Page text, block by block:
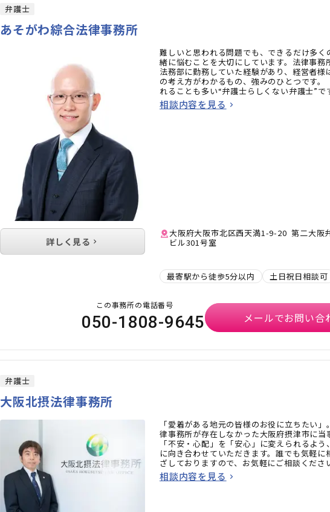
弁護士
あそがわ綜合法律事務所
難しいと思われる問題でも、できるだけ多
緒に悩むことを大切にしています。法律事務
法務部に勤務していた経験があり、経営者
の考え方がわかるもの、強みのひとつです。
れることも多い“弁護士らしくない弁護士”
相談ください。
相談内容を見る
大阪府大阪市北区西天満1-9-20 第二大阪
ビル301号室
最寄駅から徒歩5分以内 土日祝日相談可
詳しく見る
この事務所の電話番号
050-1808-9645 メールでお問い合
弁護士
大阪北摂法律事務所
「愛着がある地元の皆様のお役に立ちたい
律事務所が存在しなかった大阪府摂津市に当
「不安・心配」を「安心」に変えられるよ
に向き合わせていただきます。誰でも気軽に
ざしておりますので、お気軽にご相談くださ
相談内容を見る